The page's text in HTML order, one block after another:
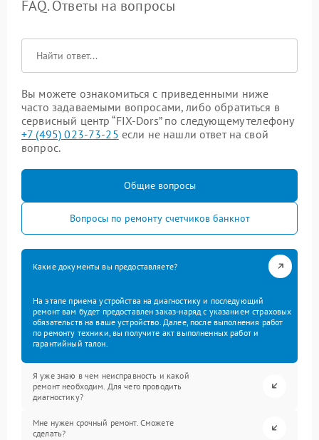
FAQ. Ответы на вопросы
Вы можете ознакомиться с приведенными ниже
часто задаваемыми вопросами, либо обратиться в
сервисный центр “FIX-Dors” по следующему телефону
+7 (495) 023-73-25 если не нашли ответ на свой
вопрос.
Общие вопросы
Вопросы по ремонту счетчиков банкнот
Какие документы вы предоставляете?
На этапе приема устройства на диагностику и последующий
ремонт вам будет предоставлен заказ-наряд с указанием страховых
обязательств на ваше устройство. Далее, после выполнения работ
по ремонту техники, вы получите акт выполненных работ и
гарантийный талон.
Я уже знаю в чем неисправность и какой
ремонт необходим. Для чего проводить
диагностику?
Мне нужен срочный ремонт. Сможете
сделать?